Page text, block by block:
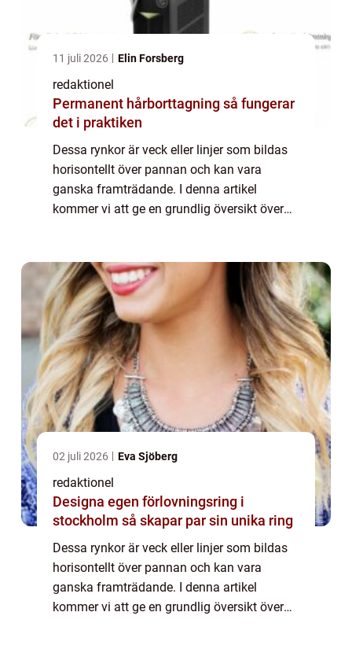
11 juli 2026 Elin Forsberg
redaktionel
Permanent hårborttagning så fungerar
det i praktiken
Dessa rynkor är veck eller linjer som bildas
horisontellt över pannan och kan vara
ganska framträdande. I denna artikel
kommer vi att ge en grundlig översikt över
02 juli 2026 Eva Sjöberg
redaktionel
Designa egen förlovningsring i
stockholm så skapar par sin unika ring
Dessa rynkor är veck eller linjer som bildas
horisontellt över pannan och kan vara
ganska framträdande. I denna artikel
kommer vi att ge en grundlig översikt över